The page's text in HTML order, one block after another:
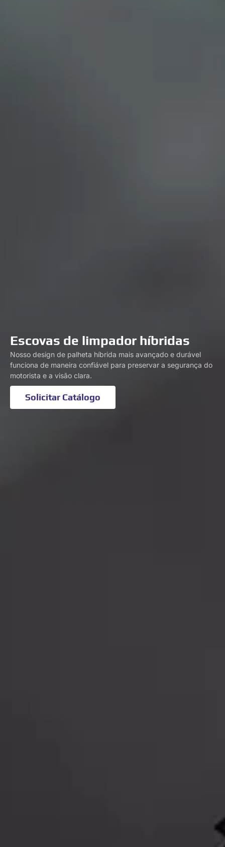
Escovas de limpador híbridas
Nosso design de palheta híbrida mais avançado e durável
funciona de maneira confiável para preservar a segurança do
motorista e a visão clara.
Solicitar Catálogo